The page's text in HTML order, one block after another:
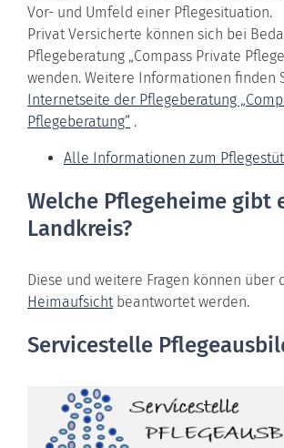
Vor- und Umfeld einer Pflegesituation.
Privat Versicherte können sich bei
Pflegeberatung „Compass Private
wenden. Weitere Informationen finden
Internetseite der Pflegeberatung
Pflegeberatung“ .
Alle Informationen zum
Welche Pflegeheime gibt
Landkreis?
Diese und weitere Fragen können über
Heimaufsicht beantwortet werden.
Servicestelle